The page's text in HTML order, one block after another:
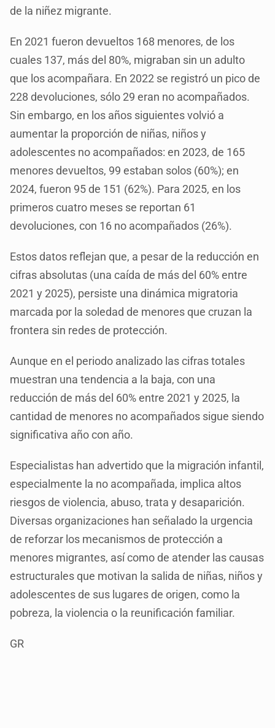
de la niñez migrante.
En 2021 fueron devueltos 168 menores, de los
cuales 137, más del 80%, migraban sin un adulto
que los acompañara. En 2022 se registró un pico de
228 devoluciones, sólo 29 eran no acompañados.
Sin embargo, en los años siguientes volvió a
aumentar la proporción de niñas, niños y
adolescentes no acompañados: en 2023, de 165
menores devueltos, 99 estaban solos (60%); en
2024, fueron 95 de 151 (62%). Para 2025, en los
primeros cuatro meses se reportan 61
devoluciones, con 16 no acompañados (26%).
Estos datos reflejan que, a pesar de la reducción en
cifras absolutas (una caída de más del 60% entre
2021 y 2025), persiste una dinámica migratoria
marcada por la soledad de menores que cruzan la
frontera sin redes de protección.
Aunque en el periodo analizado las cifras totales
muestran una tendencia a la baja, con una
reducción de más del 60% entre 2021 y 2025, la
cantidad de menores no acompañados sigue siendo
significativa año con año.
Especialistas han advertido que la migración infantil,
especialmente la no acompañada, implica altos
riesgos de violencia, abuso, trata y desaparición.
Diversas organizaciones han señalado la urgencia
de reforzar los mecanismos de protección a
menores migrantes, así como de atender las causas
estructurales que motivan la salida de niñas, niños y
adolescentes de sus lugares de origen, como la
pobreza, la violencia o la reunificación familiar.
GR